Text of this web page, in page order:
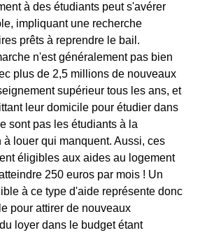
à des étudiants peut s'avérer
impliquant une recherche
prêts à reprendre le bail.
n'est généralement pas bien
plus de 2,5 millions de nouveaux
supérieur tous les ans, et
leur domicile pour étudier dans
sont pas les étudiants à la
à louer qui manquent. Aussi, ces
éligibles aux aides au logement
250 euros par mois ! Un
à ce type d'aide représente donc
pour attirer de nouveaux
loyer dans le budget étant